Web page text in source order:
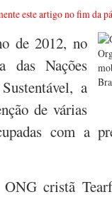
este artigo no fim da
de 2012, no
das Nações
a
de várias
com a
cristã